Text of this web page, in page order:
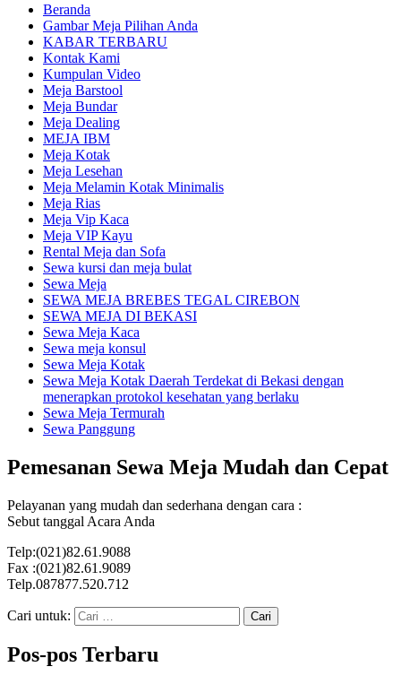
Beranda
Gambar Meja Pilihan Anda
KABAR TERBARU
Kontak Kami
Kumpulan Video
Meja Barstool
Meja Bundar
Meja Dealing
MEJA IBM
Meja Kotak
Meja Lesehan
Meja Melamin Kotak Minimalis
Meja Rias
Meja Vip Kaca
Meja VIP Kayu
Rental Meja dan Sofa
Sewa kursi dan meja bulat
Sewa Meja
SEWA MEJA BREBES TEGAL CIREBON
SEWA MEJA DI BEKASI
Sewa Meja Kaca
Sewa meja konsul
Sewa Meja Kotak
Sewa Meja Kotak Daerah Terdekat di Bekasi dengan
menerapkan protokol kesehatan yang berlaku
Sewa Meja Termurah
Sewa Panggung
Pemesanan Sewa Meja Mudah dan Cepat
Pelayanan yang mudah dan sederhana dengan cara :
Sebut tanggal Acara Anda
Telp:(021)82.61.9088
Fax :(021)82.61.9089
Telp.087877.520.712
Cari untuk:
Pos-pos Terbaru